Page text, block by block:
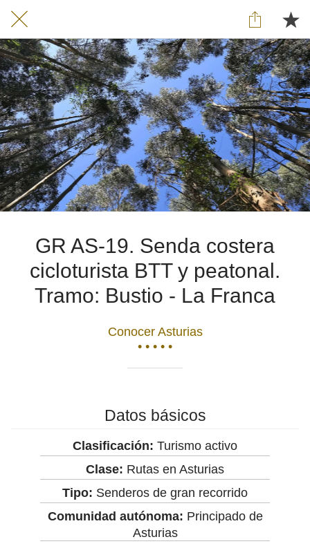
GR AS-19. Senda costera
cicloturista BTT y peatonal.
Tramo: Bustio - La Franca
Conocer Asturias
• • • • •
Datos básicos
Clasificación: Turismo activo
Clase: Rutas en Asturias
Tipo: Senderos de gran recorrido
Comunidad autónoma: Principado de
Asturias